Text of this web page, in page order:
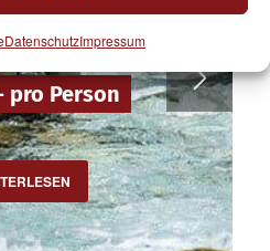
DatenschutzImpressum
oder Halbpension &
pro Person